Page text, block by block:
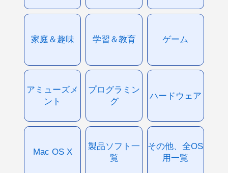
家庭＆趣味 学習＆教育 ゲーム
アミューズメ
ント
プログラミン
グ
ハードウェア
Mac OS X
製品ソフト一
覧
その他、全OS
用一覧